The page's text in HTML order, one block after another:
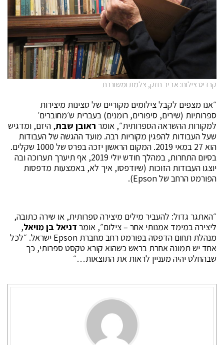
קרדיט צילום: אביב חזק, צלמת ומשוררת
״אנו מצפים לקבל צילומים מקוריים של סצינות מיצירות
ספרותיות (שירים, סיפורים, רומנים) בעברית ש׳מחוברים׳
למקורות ההשראה הספרותית״, אומר ראובן שבת, היזם, ומדגיש
שעל העבודות להפגין מקוריות רבה. מועד ההגשה של העבודות
הוא 27 במאי 2019. המקום הראשון יזכה בפרס של 1000 שקלים.
בסיום התחרות, במהלך חודש יולי 2019, אף תיערך תערוכה ובה
יוצגו העבודות הזוכות (שיודפסו, איך לא, באמצעות מדפסות
הפורמט הרחב של Epson).
״האתגר גדול: להעביר מילים מיצירה ספרותית, או שירה כתובה,
ליצירה במימד אמנותי אחר – צילום״, אומר דניאל בן מויאל,
מנהלת תחום הדפסה בפורמט רחב מחברת Epson ישראל. ״לכל
אחד יש תמונה אחרת בראש כשהוא קורא טקסט ספרותי, כך
שבהחלט יהיה מעניין לראות את התוצאות…״